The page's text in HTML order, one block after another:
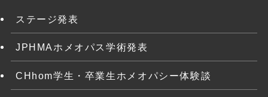
ステージ発表
JPHMAホメオパス学術発表
CHhom学生・卒業生ホメオパシー体験談